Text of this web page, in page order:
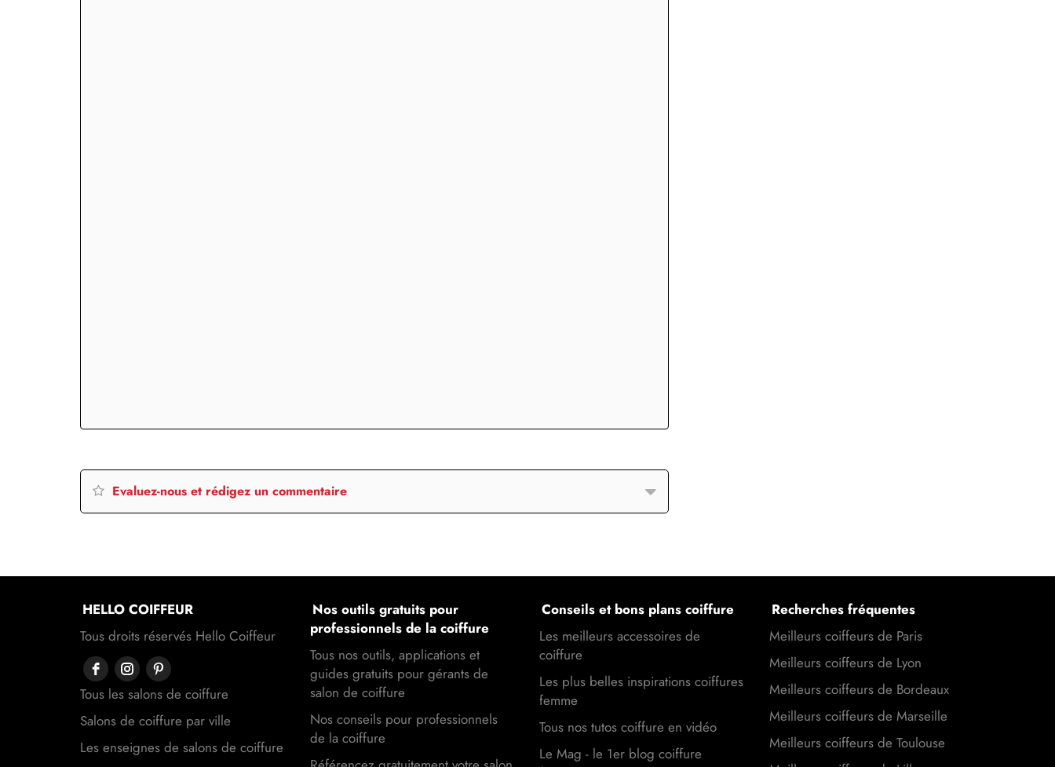
Evaluez-nous et rédigez un commentaire
HELLO COIFFEUR
Tous droits réservés Hello Coiffeur
Tous les salons de coiffure
Salons de coiffure par ville
Les enseignes de salons de coiffure
Nos outils gratuits pour
professionnels de la coiffure
Tous nos outils, applications et
guides gratuits pour gérants de
salon de coiffure
Nos conseils pour professionnels
de la coiffure
Conseils et bons plans coiffure
Les meilleurs accessoires de
coiffure
Les plus belles inspirations coiffures
femme
Tous nos tutos coiffure en vidéo
Le Mag - le 1er blog coiffure
Recherches fréquentes
Meilleurs coiffeurs de Paris
Meilleurs coiffeurs de Lyon
Meilleurs coiffeurs de Bordeaux
Meilleurs coiffeurs de Marseille
Meilleurs coiffeurs de Toulouse